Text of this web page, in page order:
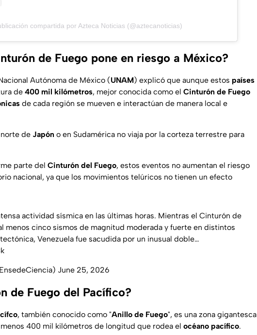
compartida por Azteca Noticias (@aztecanoticias)
de Fuego pone en riesgo a México?
Autónoma de México (UNAM) explicó que aunque estos países
de 400 mil kilómetros, mejor conocida como el Cinturón de Fuego
de cada región se mueven e interactúan de manera local e
de Japón o en Sudamérica no viaja por la corteza terrestre para
parte del Cinturón del Fuego, estos eventos no aumentan el riesgo
nacional, ya que los movimientos telúricos no tienen un efecto
actividad sísmica en las últimas horas. Mientras el Cinturón de
menos cinco sismos de magnitud moderada y fuerte en distintos
Venezuela fue sacudida por un inusual doble…
June 25, 2026
de Fuego del Pacífico?
, también conocido como "Anillo de Fuego", es una zona gigantesca
400 mil kilómetros de longitud que rodea el océano pacífico.